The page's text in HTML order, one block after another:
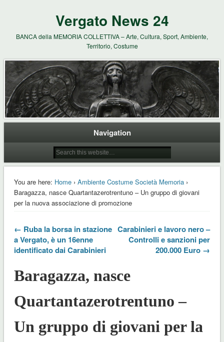
Vergato News 24
BANCA della MEMORIA COLLETTIVA – Arte, Cultura, Sport, Ambiente,
Territorio, Costume
Navigation
You are here: Home› Ambiente Costume Società Memoria›
Baragazza, nasce Quartantazerotrentuno – Un gruppo di giovani
per la nuova associazione di promozione
← Ruba la borsa in stazione
a Vergato, è un 16enne
identificato dai Carabinieri
Carabinieri e lavoro nero –
Controlli e sanzioni per
200.000 Euro →
Baragazza, nasce
Quartantazerotrentuno –
Un gruppo di giovani per la